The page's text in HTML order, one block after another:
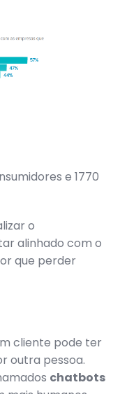
e 1770
o
alinhado com o
que perder
cliente pode ter
outra pessoa.
chatbots